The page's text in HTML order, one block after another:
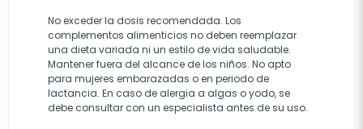
No exceder la dosis recomendada. Los
complementos alimenticios no deben reemplazar
una dieta variada ni un estilo de vida saludable.
Mantener fuera del alcance de los niños. No apto
para mujeres embarazadas o en periodo de
lactancia. En caso de alergia a algas o yodo, se
debe consultar con un especialista antes de su uso.